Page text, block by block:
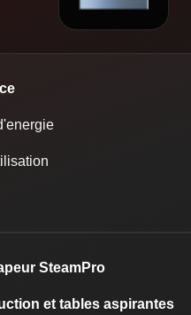
SteamPro
et tables aspirantes